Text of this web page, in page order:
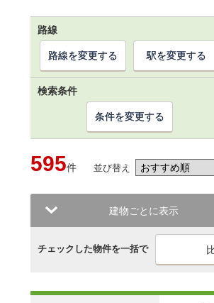
路線
路線を変更する 駅を変更する
検索条件
条件を変更する
595件 並び替え
建物ごとに表示
チェックした物件を一括で